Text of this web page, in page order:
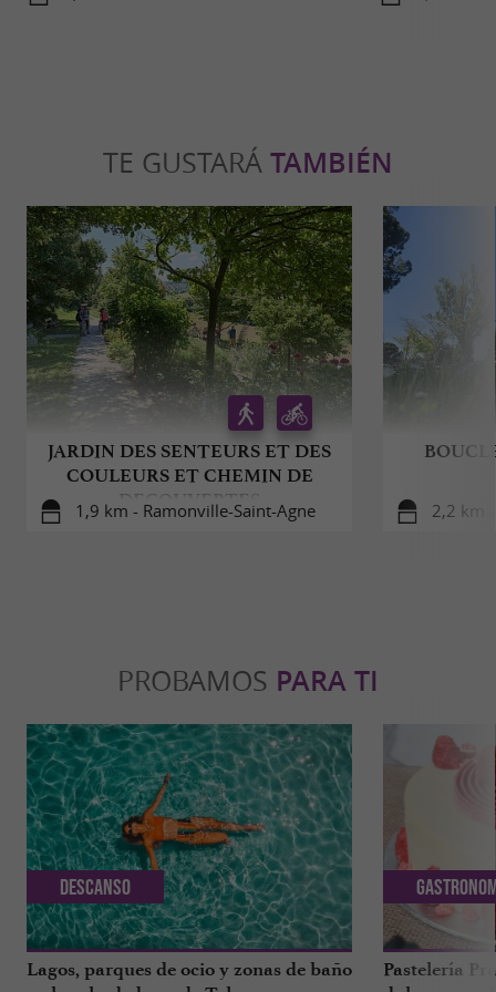
TE GUSTARÁ TAMBIÉN
JARDIN DES SENTEURS ET DES
COULEURS ET CHEMIN DE
DECOUVERTES
1,9 km - Ramonville-Saint-Agne 2,2 km
PROBAMOS PARA TI
Lagos, parques de ocio y zonas de baño
Descanso
Pastelería